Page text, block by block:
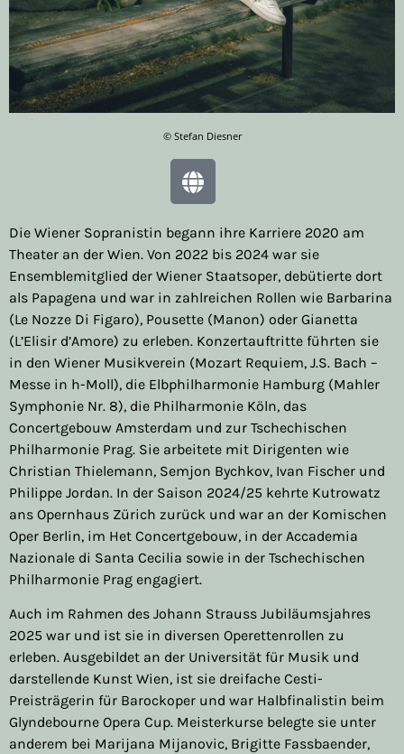
© Stefan Diesner
Die Wiener Sopranistin begann ihre Karriere 2020 am
Theater an der Wien. Von 2022 bis 2024 war sie
Ensemblemitglied der Wiener Staatsoper, debütierte dort
als Papagena und war in zahlreichen Rollen wie Barbarina
(Le Nozze Di Figaro), Pousette (Manon) oder Gianetta
(L’Elisir d’Amore) zu erleben. Konzertauftritte führten sie
in den Wiener Musikverein (Mozart Requiem, J.S. Bach –
Messe in h-Moll), die Elbphilharmonie Hamburg (Mahler
Symphonie Nr. 8), die Philharmonie Köln, das
Concertgebouw Amsterdam und zur Tschechischen
Philharmonie Prag. Sie arbeitete mit Dirigenten wie
Christian Thielemann, Semjon Bychkov, Ivan Fischer und
Philippe Jordan. In der Saison 2024/25 kehrte Kutrowatz
ans Opernhaus Zürich zurück und war an der Komischen
Oper Berlin, im Het Concertgebouw, in der Accademia
Nazionale di Santa Cecilia sowie in der Tschechischen
Philharmonie Prag engagiert.
Auch im Rahmen des Johann Strauss Jubiläumsjahres
2025 war und ist sie in diversen Operettenrollen zu
erleben. Ausgebildet an der Universität für Musik und
darstellende Kunst Wien, ist sie dreifache Cesti-
Preisträgerin für Barockoper und war Halbfinalistin beim
Glyndebourne Opera Cup. Meisterkurse belegte sie unter
anderem bei Marijana Mijanovic, Brigitte Fassbaender,